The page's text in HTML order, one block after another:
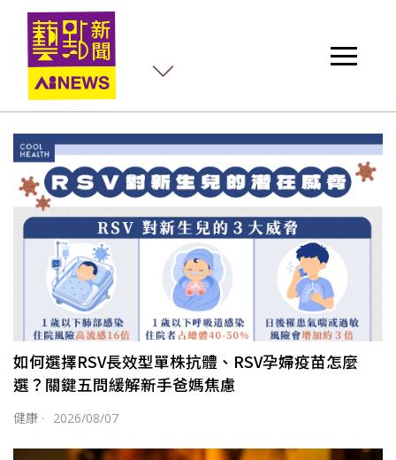
如何選擇RSV長效型單株抗體、RSV孕婦疫苗怎麼
選？關鍵五問緩解新手爸媽焦慮
健康 · 2026/08/07